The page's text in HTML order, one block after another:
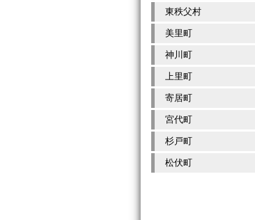
東秩父村
美里町
神川町
上里町
寄居町
宮代町
杉戸町
松伏町